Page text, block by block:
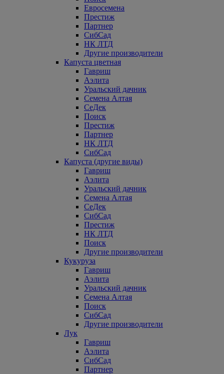
Евросемена
Престиж
Партнер
СибСад
НК ЛТД
Другие производители
Капуста цветная
Гавриш
Аэлита
Уральский дачник
Семена Алтая
СеДек
Поиск
Престиж
Партнер
НК ЛТД
СибСад
Капуста (другие виды)
Гавриш
Аэлита
Уральский дачник
Семена Алтая
СеДек
СибСад
Престиж
НК ЛТД
Поиск
Другие производители
Кукуруза
Гавриш
Аэлита
Уральский дачник
Семена Алтая
Поиск
СибСад
Другие производители
Лук
Гавриш
Аэлита
СибСад
Партнер